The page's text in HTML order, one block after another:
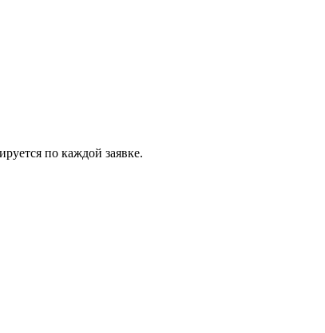
по каждой заявке.